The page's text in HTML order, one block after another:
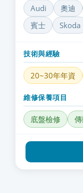
Audi 奧迪
賓士
Skoda
技術與經驗
20~30年年資
維修保養項目
底盤檢修